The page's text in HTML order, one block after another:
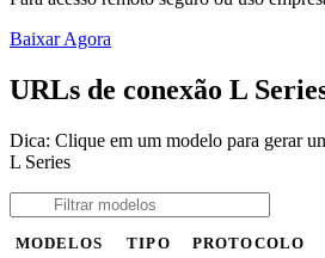
Baixar Agora
URLs de conexão L
Dica: Clique em um modelo para gerar
L Series
MODELOS TIPO PROTOCOLO